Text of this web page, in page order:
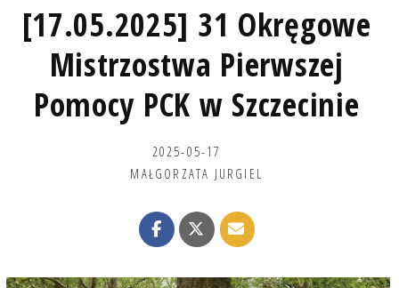
[17.05.2025] 31 Okręgowe
Mistrzostwa Pierwszej
Pomocy PCK w Szczecinie
2025-05-17
MAŁGORZATA JURGIEL